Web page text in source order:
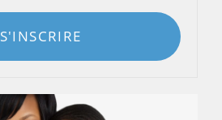
S'INSCRIRE